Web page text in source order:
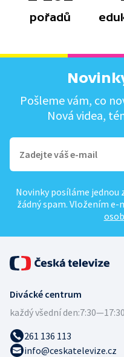
pořadů
Pošleme vám, co
Nová videa,
Novinky posíláme jednou
žádný spam. Vložením